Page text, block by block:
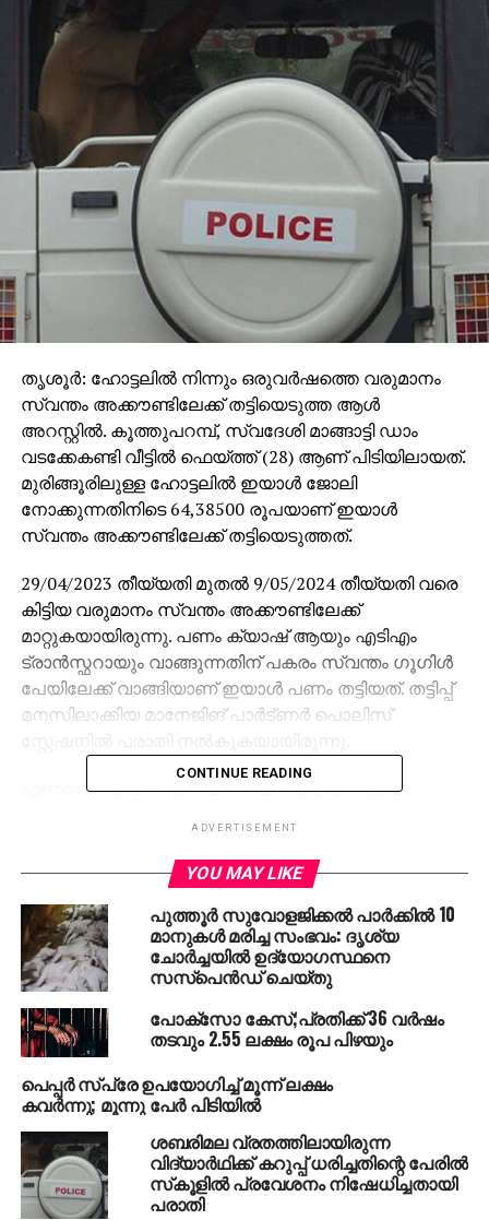
തൃശൂര്‍: ഹോട്ടലില്‍ നിന്നും ഒരുവര്‍ഷത്തെ വരുമാനം
സ്വന്തം അക്കൗണ്ടിലേക്ക് തട്ടിയെടുത്ത ആള്‍
അറസ്റ്റില്‍. കൂത്തുപറമ്പ്, സ്വദേശി മാങ്ങാട്ടി ഡാം
വടക്കേകണ്ടി വീട്ടില്‍ ഫെയ്ത്ത് (28) ആണ് പിടിയിലായത്.
മുരിങ്ങൂരിലുള്ള ഹോട്ടലില്‍ ഇയാള്‍ ജോലി
നോക്കുന്നതിനിടെ 64,38500 രൂപയാണ് ഇയാള്‍
സ്വന്തം അക്കൗണ്ടിലേക്ക് തട്ടിയെടുത്തത്.
29/04/2023 തീയ്യതി മുതല്‍ 9/05/2024 തീയ്യതി വരെ
കിട്ടിയ വരുമാനം സ്വന്തം അക്കൗണ്ടിലേക്ക്
മാറ്റുകയായിരുന്നു. പണം ക്യാഷ് ആയും എടിഎം
ട്രാന്‍സ്ഫറായും വാങ്ങുന്നതിന് പകരം സ്വന്തം ഗൂഗിള്‍
പേയിലേക്ക് വാങ്ങിയാണ് ഇയാള്‍ പണം തട്ടിയത്. തട്ടിപ്പ്
മനസിലാക്കിയ മാനേജിങ് പാര്‍ട്ണര്‍ പൊലിസ്
എന്നാല്‍ തട്ടിപ്പ് നടത്തിയ ശേഷം ഒളിവില്‍ പോയ
കൃഷ്ണകുമാറിന് ലഭിച്ച രഹസ്യവിവരത്തിന്റെ
അടിസ്ഥാനത്തില്‍ ആണ് മണ്ണാര്‍ക്കാട് നിന്നും കൊരട്ടി
എസ്.എച്ച്.ഒ അമൃത് രംഗന്‍ അറസ്റ്റ് ചെയ്തത്.
THRISSUR
UP NEXT
‘സ്വമേധയാ വിരമിക്കുക, അല്ലെങ്കില്‍
സര്‍ക്കാരിന് കീഴിലെ മറ്റ് വകുപ്പുകളിലേക്ക് സ്ഥലം
മാറുക’; 18 അഹിന്ദുക്കളായ ജീവനക്കാരോട്
തിരുപ്പതി ക്ഷേത്രം
CONTINUE READING
ADVERTISEMENT
YOU MAY LIKE
പുത്തൂര്‍ സുവോളജിക്കല്‍ പാര്‍ക്കില്‍ 10
മാനുകള്‍ മരിച്ച സംഭവം: ദൃശ്യ
ചോര്‍ച്ചയില്‍ ഉദ്യോഗസ്ഥനെ
സസ്പെന്‍ഡ് ചെയ്തു
പോക്‌സോ കേസ്;പ്രതിക്ക് 36 വര്‍ഷം
തടവും 2.55 ലക്ഷം രൂപ പിഴയും
പെപ്പര്‍ സ്‌പ്രേ ഉപയോഗിച്ച് മൂന്ന് ലക്ഷം
കവര്‍ന്നു; മൂന്നു പേര്‍ പിടിയില്‍
ശബരിമല വ്രതത്തിലായിരുന്ന
വിദ്യാര്‍ഥിക്ക് കറുപ്പ് ധരിച്ചതിന്റെ പേരില്‍
സ്‌കൂളില്‍ പ്രവേശനം നിഷേധിച്ചതായി
പരാതി